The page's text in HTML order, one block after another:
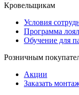
Кровельщикам
Условия
Программа
Обучение для
Розничным
Акции
Заказать